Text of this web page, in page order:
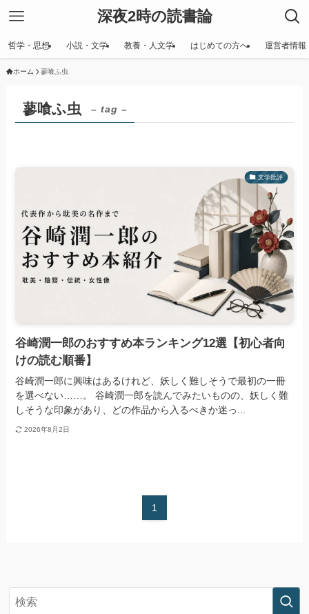
深夜2時の読書論
哲学・思想 小説・文学 教養・人文学 はじめての方へ 運営者情報
ホーム 蓼喰ふ虫
蓼喰ふ虫 – tag –
文学批評
谷崎潤一郎のおすすめ本ランキング12選【初心者向
けの読む順番】
谷崎潤一郎に興味はあるけれど、妖しく難しそうで最初の一冊
を選べない……。 谷崎潤一郎を読んでみたいものの、妖しく難
しそうな印象があり、どの作品から入るべきか迷っ...
2026年8月2日
1